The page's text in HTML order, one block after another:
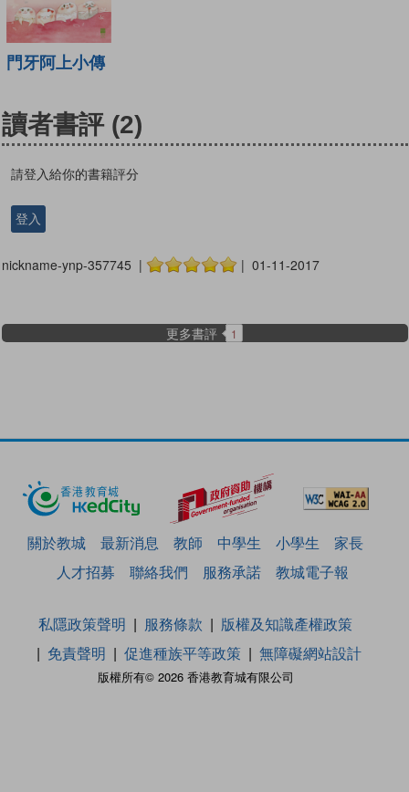
門牙阿上小傳
讀者書評 (2)
請登入給你的書籍評分
登入
nickname-ynp-357745 | | 01-11-2017
更多書評 1
關於教城 最新消息 教師 中學生 小學生
家長
人才招募
聯絡我們 服務承諾 教城電子報
版權所有© 2026 香港教育城有限公司
私隱政策聲明 服務條款
版權及知識產權政策
免責聲明
促進種族平等政策 無障礙網站設計